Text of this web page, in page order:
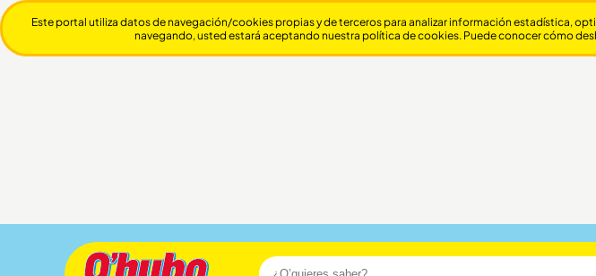
Este portal utiliza datos de navegación/cookies propias y de terceros para analizar información estadística,
navegando, usted estará aceptando nuestra política de cookies. Puede conocer cómo